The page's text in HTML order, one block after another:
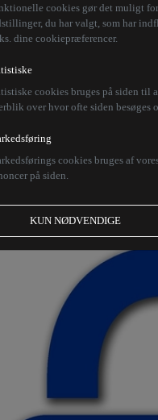
cookies gør det muligt
du har valgt, som har
dine cookiepræferencer.
cookies bruges på siden til
over hvor ofte siden besøges
cookies bruges af
på siden.
KUN NØDVENDIGE
Tværtimod giver